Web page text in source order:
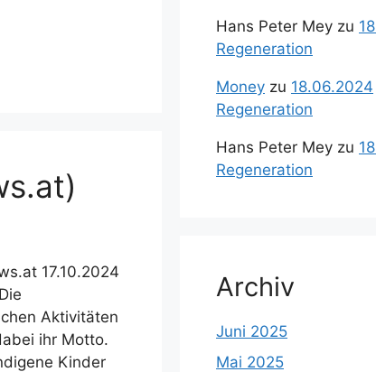
17.10.2024
Aktivitäten
ihr Motto.
Kinder
Hans Peter Mey zu
Regeneration
Money zu 18.06.2024
Regeneration
Hans Peter Mey zu
Regeneration
Archiv
Juni 2025
Mai 2025